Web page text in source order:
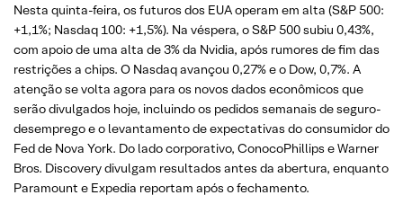
Nesta quinta-feira, os futuros dos EUA operam em alta (S&P 500:
+1,1%; Nasdaq 100: +1,5%). Na véspera, o S&P 500 subiu 0,43%,
com apoio de uma alta de 3% da Nvidia, após rumores de fim das
restrições a chips. O Nasdaq avançou 0,27% e o Dow, 0,7%. A
atenção se volta agora para os novos dados econômicos que
serão divulgados hoje, incluindo os pedidos semanais de seguro-
desemprego e o levantamento de expectativas do consumidor do
Fed de Nova York. Do lado corporativo, ConocoPhillips e Warner
Bros. Discovery divulgam resultados antes da abertura, enquanto
Paramount e Expedia reportam após o fechamento.